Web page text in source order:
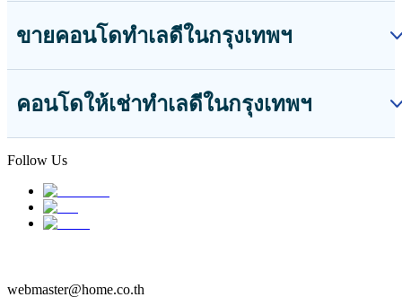
ขายคอนโดทำเลดีในกรุงเทพฯ
คอนโดให้เช่าทำเลดีในกรุงเทพฯ
Follow Us
webmaster@home.co.th